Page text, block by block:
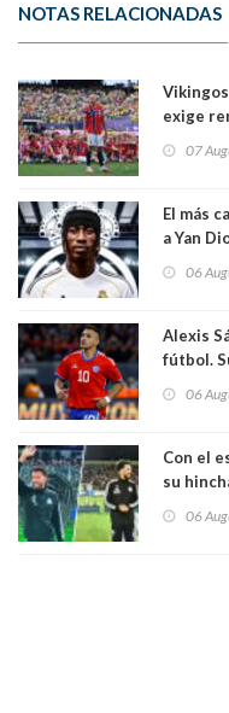
NOTAS RELACIONADAS
exige
07
El más
a Yan
06
Alexis
fútbol.
06
Con el
su
06